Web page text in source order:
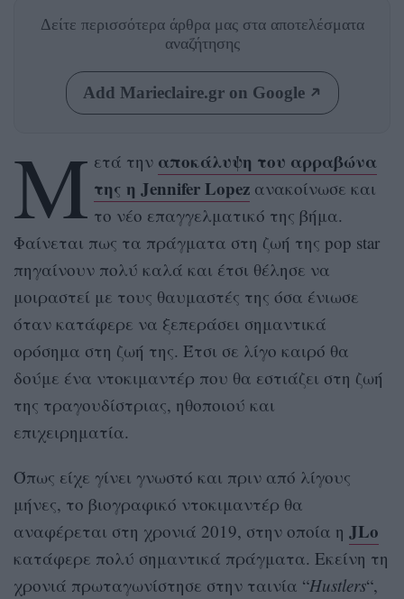
Δείτε περισσότερα άρθρα μας στα αποτελέσματα
αναζήτησης
Add Marieclaire.gr on Google
Μ ετά την αποκάλυψη του αρραβώνα
της η Jennifer Lopezανακοίνωσε και
το νέο επαγγελματικό της βήμα.
Φαίνεται πως τα πράγματα στη ζωή της pop star
πηγαίνουν πολύ καλά και έτσι θέλησε να
μοιραστεί με τους θαυμαστές της όσα ένιωσε
όταν κατάφερε να ξεπεράσει σημαντικά
ορόσημα στη ζωή της. Έτσι σε λίγο καιρό θα
δούμε ένα ντοκιμαντέρ που θα εστιάζει στη ζωή
της τραγουδίστριας, ηθοποιού και
επιχειρηματία.
Όπως είχε γίνει γνωστό και πριν από λίγους
μήνες, το βιογραφικό ντοκιμαντέρ θα
αναφέρεται στη χρονιά 2019, στην οποία η JLo
κατάφερε πολύ σημαντικά πράγματα. Εκείνη τη
χρονιά πρωταγωνίστησε στην ταινία “Hustlers“,